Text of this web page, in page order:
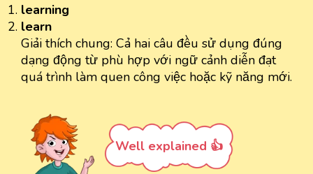
learning
learn
Giải thích chung: Cả hai câu đều sử dụng đúng
dạng động từ phù hợp với ngữ cảnh diễn đạt
quá trình làm quen công việc hoặc kỹ năng mới.
Well explained 👍